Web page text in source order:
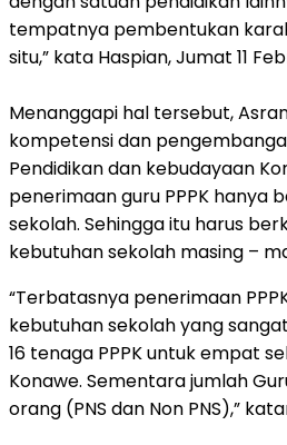
tempatnya pembentukan
situ,” kata Haspian, Jumat 11
Menanggapi hal tersebut,
kompetensi dan
Pendidikan dan kebudayaan
penerimaan guru PPPK hanya
sekolah. Sehingga itu harus
kebutuhan sekolah masing –
“Terbatasnya penerimaan
kebutuhan sekolah yang
16 tenaga PPPK untuk empat
Konawe. Sementara jumlah
orang (PNS dan Non PNS),”